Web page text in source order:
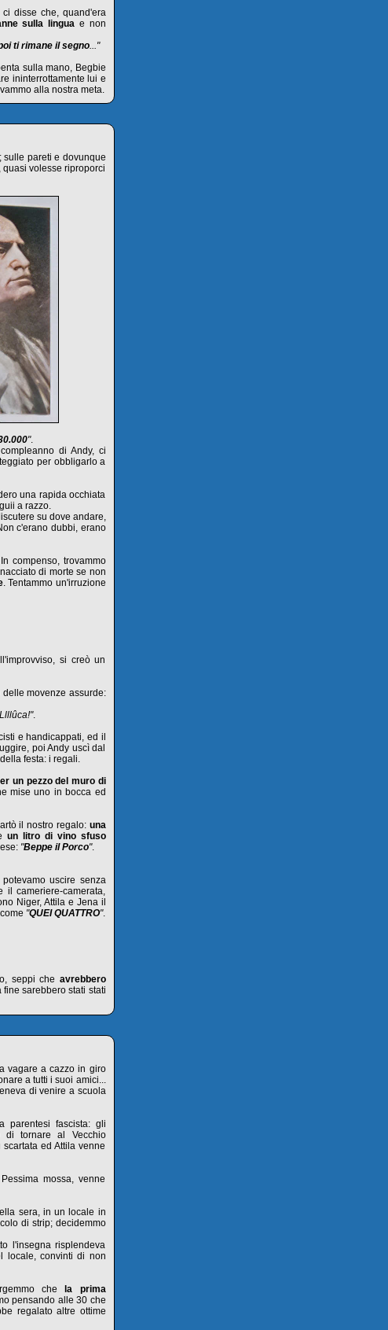
disse che, quand'era
sulla lingua e non
ti rimane il segno..."
sulla mano, Begbie
ininterrottamente lui e
alla nostra meta.
sulle pareti e dovunque
volesse riproporci
".
di Andy, ci
per obbligarlo a
una rapida occhiata
a razzo.
su dove andare,
c'erano dubbi, erano
compenso, trovammo
di morte se non
. Tentammo un'irruzione
si creò un
movenze assurde:
.
e handicappati, ed il
poi Andy uscì dal
festa: i regali.
un pezzo del muro di
mise uno in bocca ed
il nostro regalo: una
un litro di vino sfuso
"Beppe il Porco".
uscire senza
cameriere-camerata,
Niger, Attila e Jena il
"QUEI QUATTRO".
seppi che avrebbero
fine sarebbero stati stati
vagare a cazzo in giro
a tutti i suoi amici...
di venire a scuola
parentesi fascista: gli
di tornare al Vecchio
ed Attila venne
mossa, venne
sera, in un locale in
di strip; decidemmo
l'insegna risplendeva
locale, convinti di non
che
la prima
pensando alle 30 che
regalato altre ottime